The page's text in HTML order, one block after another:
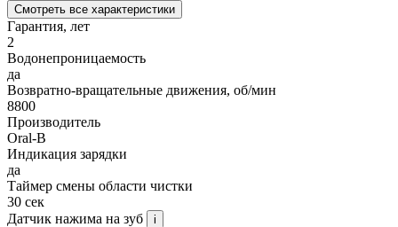
Смотреть все характеристики
Гарантия, лет
2
Водонепроницаемость
да
Возвратно-вращательные движения, об/мин
8800
Производитель
Oral-B
Индикация зарядки
да
Таймер смены области чистки
30 сек
Датчик нажима на зуб
i